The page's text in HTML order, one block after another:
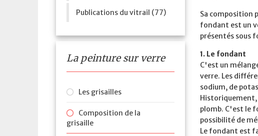
Publications du vitrail (77)
La peinture sur verre
Les grisailles
Composition de la
grisaille
Sa composition
fondant est un
présentés sous
1. Le fondant
C'est un
verre. Les
sodium, de
Historiquement,
plomb. C'est le
possibilité de
Le fondant est